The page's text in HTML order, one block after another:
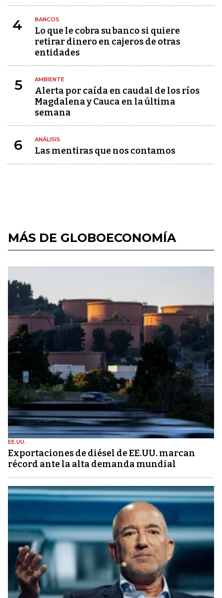
4 BANCOS
Lo que le cobra su banco si quiere
retirar dinero en cajeros de otras
entidades
5 AMBIENTE
Alerta por caída en caudal de los ríos
Magdalena y Cauca en la última
semana
6 ANÁLISIS
Las mentiras que nos contamos
MÁS DE GLOBOECONOMÍA
EE.UU.
Exportaciones de diésel de EE.UU. marcan
récord ante la alta demanda mundial